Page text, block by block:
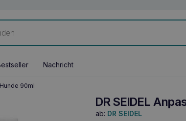
Nachricht
90ml
DR SEIDEL
ab: DR SEIDEL